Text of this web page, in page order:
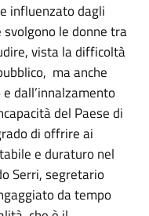
influenzato dagli
le donne tra
vista la difficoltà
ma anche
dall’innalzamento
del Paese di
di offrire ai
e duraturo nel
Serri, segretario
da tempo